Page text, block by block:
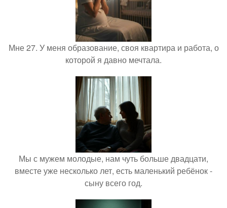
Мне 27. У меня образование, своя квартира и работа, о
которой я давно мечтала.
Мы с мужем молодые, нам чуть больше двадцати,
вместе уже несколько лет, есть маленький ребёнок -
сыну всего год.